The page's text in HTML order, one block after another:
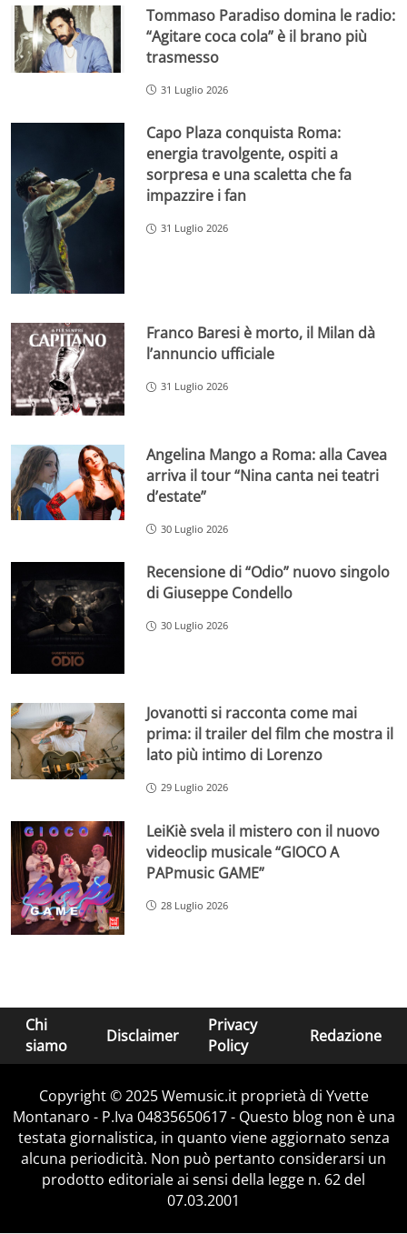
Tommaso Paradiso domina le radio:
“Agitare coca cola” è il brano più
trasmesso
31 Luglio 2026
Capo Plaza conquista Roma:
energia travolgente, ospiti a
sorpresa e una scaletta che fa
impazzire i fan
31 Luglio 2026
Franco Baresi è morto, il Milan dà
l’annuncio ufficiale
31 Luglio 2026
Angelina Mango a Roma: alla Cavea
arriva il tour “Nina canta nei teatri
d’estate”
30 Luglio 2026
Recensione di “Odio” nuovo singolo
di Giuseppe Condello
30 Luglio 2026
Jovanotti si racconta come mai
prima: il trailer del film che mostra il
lato più intimo di Lorenzo
29 Luglio 2026
LeiKiè svela il mistero con il nuovo
videoclip musicale “GIOCO A
PAPmusic GAME”
28 Luglio 2026
Chi
siamo
Disclaimer
Privacy
Policy
Redazione
Copyright © 2025 Wemusic.it proprietà di Yvette
Montanaro - P.Iva 04835650617 - Questo blog non è una
testata giornalistica, in quanto viene aggiornato senza
alcuna periodicità. Non può pertanto considerarsi un
prodotto editoriale ai sensi della legge n. 62 del
07.03.2001